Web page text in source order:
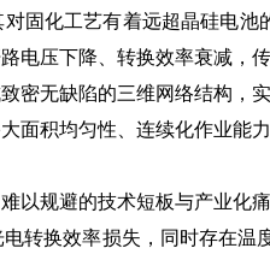
化工艺有着远超晶硅电池
电压下降、转换效率衰减
密无缺陷的三维网络结构
面积均匀性、连续化作业能
规避的技术短板与产业化
转换效率损失，同时存在